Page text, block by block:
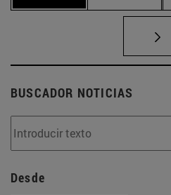
BUSCADOR NOTICIAS
Desde